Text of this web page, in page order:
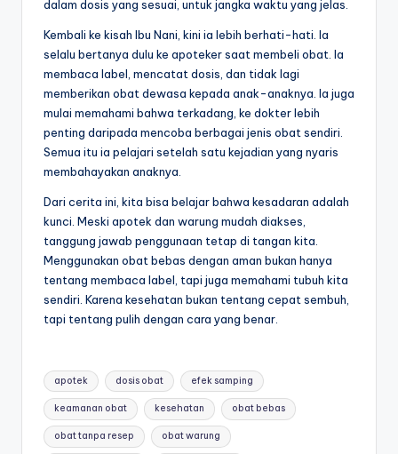
dalam dosis yang sesuai, untuk jangka waktu yang jelas.
Kembali ke kisah Ibu Nani, kini ia lebih berhati-hati. Ia
selalu bertanya dulu ke apoteker saat membeli obat. Ia
membaca label, mencatat dosis, dan tidak lagi
memberikan obat dewasa kepada anak-anaknya. Ia juga
mulai memahami bahwa terkadang, ke dokter lebih
penting daripada mencoba berbagai jenis obat sendiri.
Semua itu ia pelajari setelah satu kejadian yang nyaris
membahayakan anaknya.
Dari cerita ini, kita bisa belajar bahwa kesadaran adalah
kunci. Meski apotek dan warung mudah diakses,
tanggung jawab penggunaan tetap di tangan kita.
Menggunakan obat bebas dengan aman bukan hanya
tentang membaca label, tapi juga memahami tubuh kita
sendiri. Karena kesehatan bukan tentang cepat sembuh,
tapi tentang pulih dengan cara yang benar.
Tags:
apotek dosis obat efek samping
keamanan obat kesehatan obat bebas
obat tanpa resep obat warung